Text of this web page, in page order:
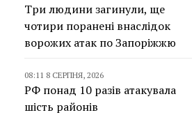
Три людини загинули, ще
чотири поранені внаслідок
ворожих атак по Запоріжжю
08:11 8 СЕРПНЯ, 2026
РФ понад 10 разів атакувала
шість районів